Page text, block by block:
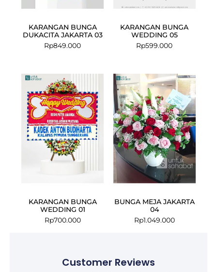
KARANGAN BUNGA
DUKACITA JAKARTA 03
Rp849.000
KARANGAN BUNGA
WEDDING 05
Rp599.000
KARANGAN BUNGA
WEDDING 01
Rp700.000
BUNGA MEJA JAKARTA
04
Rp1.049.000
Customer Reviews